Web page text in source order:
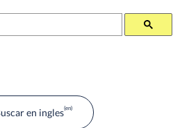
en ingles